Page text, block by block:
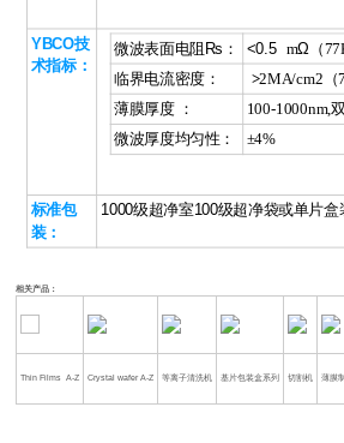
YBCO技
术指标 ：
微波表面电阻Rs： <0.5mΩ（
临界电流密度： >2MA/cm2 （
薄膜厚度 ：
100-1000nm,
微波厚度均匀性： ±4%
标准包
装：
1000级超净室100级超净袋或单片盒
相关产品：
Thin Films A-Z Crystal wafer A-Z 等离子清洗机 基片包装盒系列 切割机 薄膜